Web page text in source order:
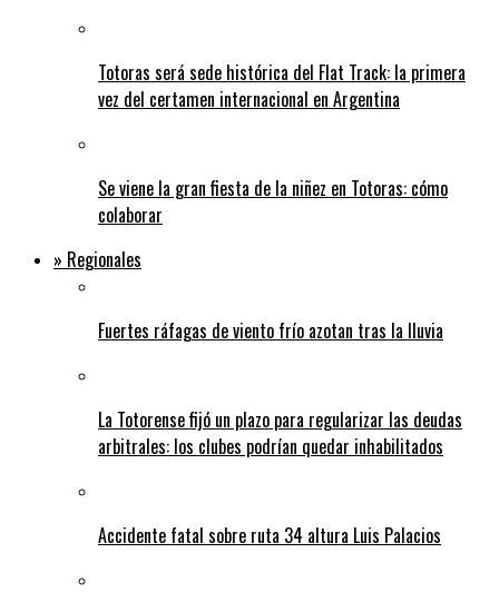
Totoras será sede histórica del Flat Track: la primera
vez del certamen internacional en Argentina
Se viene la gran fiesta de la niñez en Totoras: cómo
colaborar
» Regionales
Fuertes ráfagas de viento frío azotan tras la lluvia
La Totorense fijó un plazo para regularizar las deudas
arbitrales: los clubes podrían quedar inhabilitados
Accidente fatal sobre ruta 34 altura Luis Palacios